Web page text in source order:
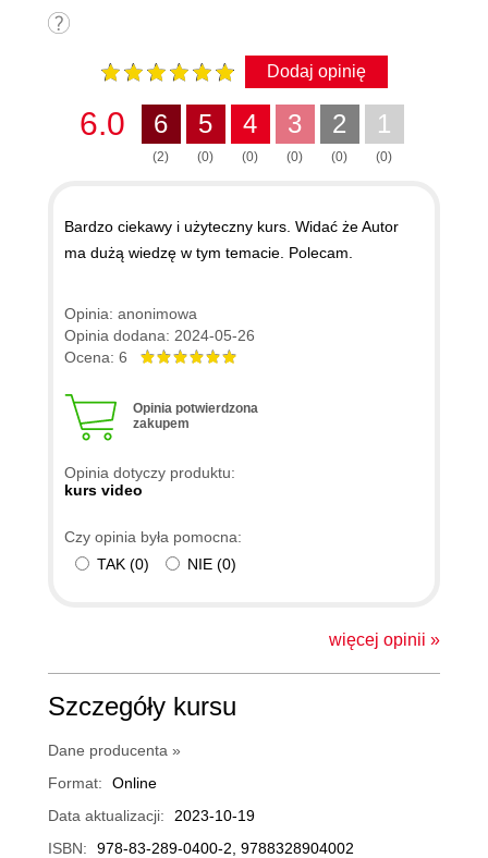
Dodaj opinię
6.0 6
(2)
5
(0)
4
(0)
3
(0)
2
(0)
1
(0)
Bardzo ciekawy i użyteczny kurs. Widać że Autor
ma dużą wiedzę w tym temacie. Polecam.
Opinia: anonimowa
Opinia dodana: 2024-05-26
Ocena: 6
Opinia potwierdzona
zakupem
Opinia dotyczy produktu:
kurs video
Czy opinia była pomocna:
TAK (0) NIE (0)
więcej opinii »
Szczegóły kursu
Dane producenta »
Format:
Online
Data aktualizacji:
2023-10-19
ISBN:
978-83-289-0400-2, 9788328904002